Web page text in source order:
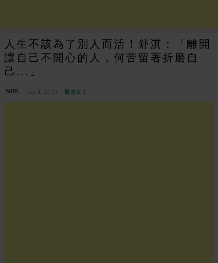
人生不該為了別人而活！舒淇：「離開
讓自己不開心的人，何苦留著折磨自
己...」
NIIIL Jan 4, 2019 勵志女人